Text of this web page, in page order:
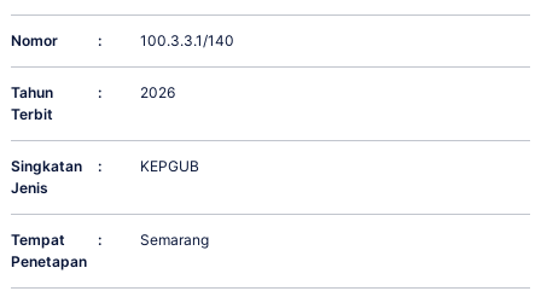
Nomor : 100.3.3.1/140
Tahun
Terbit
: 2026
Singkatan
Jenis
: KEPGUB
Tempat
Penetapan
: Semarang